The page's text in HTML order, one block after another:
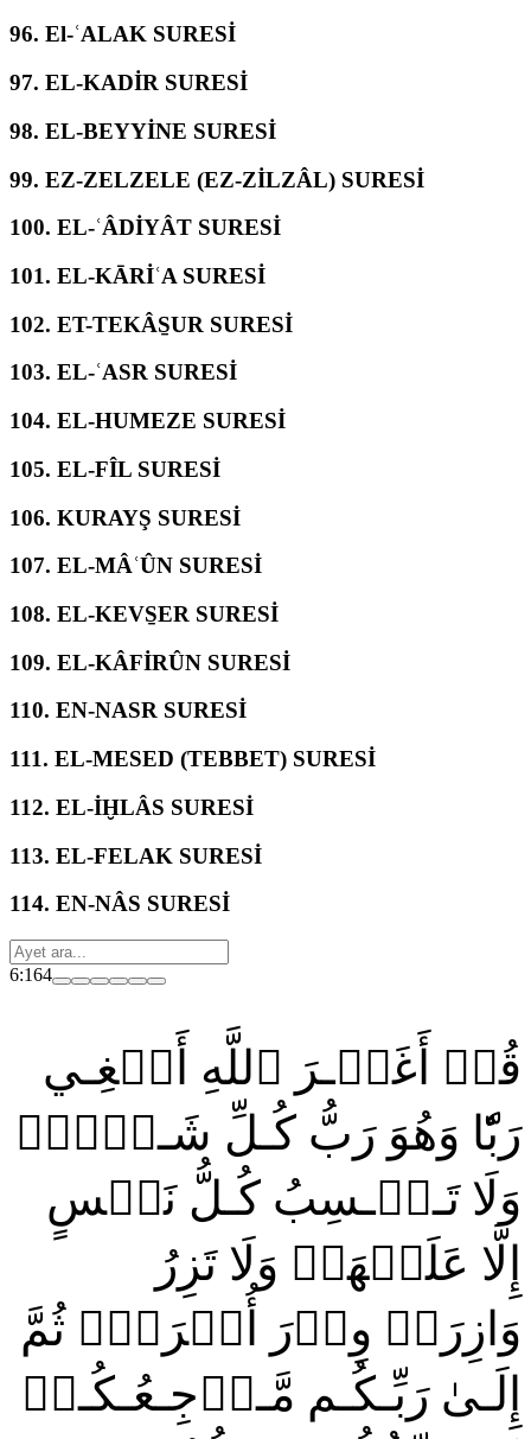
96. El-ʿALAK SURESİ
97. EL-KADİR SURESİ
98. EL-BEYYİNE SURESİ
99. EZ-ZELZELE (EZ-ZİLZÂL) SURESİ
100. EL-ʿÂDİYÂT SURESİ
101. EL-KĀRİʿA SURESİ
102. ET-TEKÂS̱UR SURESİ
103. EL-ʿASR SURESİ
104. EL-HUMEZE SURESİ
105. EL-FÎL SURESİ
106. KURAYŞ SURESİ
107. EL-MÂʿÛN SURESİ
108. EL-KEVS̱ER SURESİ
109. EL-KÂFİRÛN SURESİ
110. EN-NASR SURESİ
111. EL-MESED (TEBBET) SURESİ
112. EL-İḪLÂS SURESİ
113. EL-FELAK SURESİ
114. EN-NÂS SURESİ
6:164
قُلۡ أَغَيۡـرَ ٱللَّهِ أَبۡغِـي
رَبّٗا وَهُوَ رَبُّ كُـلِّ شَـيۡءٖۚ
وَلَا تَـكۡـسِبُ كُـلُّ نَفۡسٍ
إِلَّا عَلَيۡهَاۚ وَلَا تَزِرُ
وَازِرَةٞ وِزۡرَ أُخۡرَىٰۚ ثُمَّ
إِلَـىٰ رَبِّـكُـم مَّـرۡجِـعُـكُـمۡ